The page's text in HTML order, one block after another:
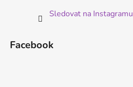
Sledovat na Instagramu
Facebook